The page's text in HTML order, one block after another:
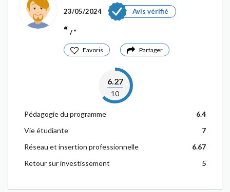
23/05/2024
Avis vérifié
/
Favoris Partager
6.27
10
Pédagogie du programme
6.4
Vie étudiante
7
Réseau et insertion professionnelle
6.67
Retour sur investissement
5